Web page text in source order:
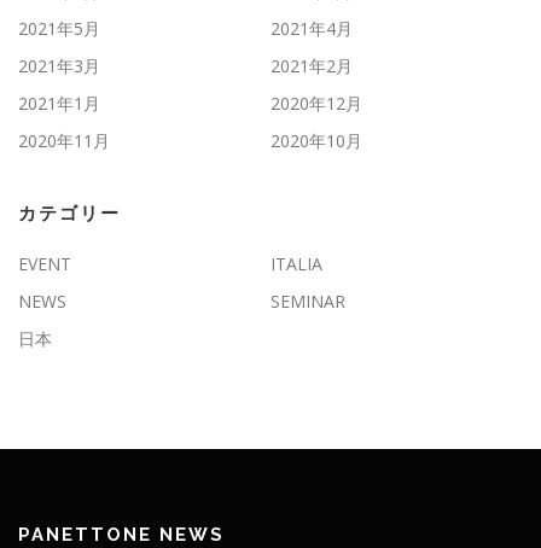
2021年5月
2021年4月
2021年3月
2021年2月
2021年1月
2020年12月
2020年11月
2020年10月
カテゴリー
EVENT
ITALIA
NEWS
SEMINAR
日本
PANETTONE NEWS